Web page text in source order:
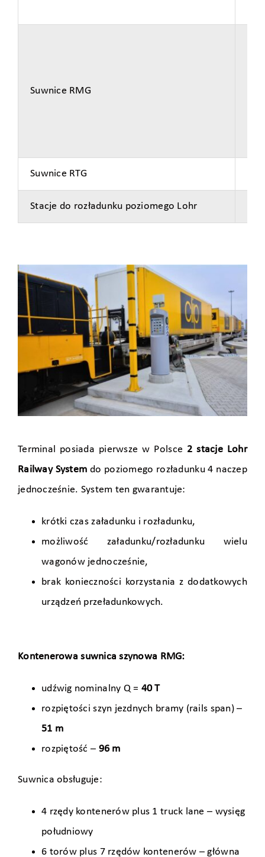
Suwnice RMG
Suwnice RTG
Stacje do rozładunku poziomego Lohr
Terminal posiada pierwsze w Polsce 2 stacje Lohr
Railway System do poziomego rozładunku 4 naczep
jednocześnie. System ten gwarantuje:
krótki czas załadunku i rozładunku,
możliwość załadunku/rozładunku wielu
wagonów jednocześnie,
brak konieczności korzystania z dodatkowych
urządzeń przeładunkowych.
Kontenerowa suwnica szynowa RMG:
udźwig nominalny Q = 40 T
rozpiętości szyn jezdnych bramy (rails span) –
51 m
rozpiętość – 96 m
Suwnica obsługuje:
4 rzędy kontenerów plus 1 truck lane – wysięg
południowy
6 torów plus 7 rzędów kontenerów – główna